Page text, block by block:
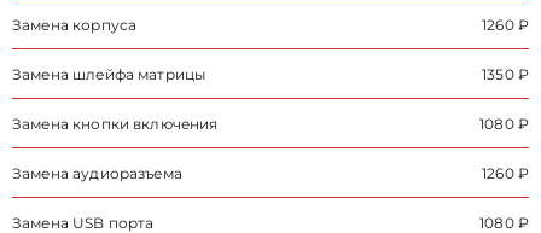
Замена корпуса 1260 ₽
Замена шлейфа матрицы 1350 ₽
Замена кнопки включения 1080 ₽
Замена аудиоразъема 1260 ₽
Замена USB порта 1080 ₽